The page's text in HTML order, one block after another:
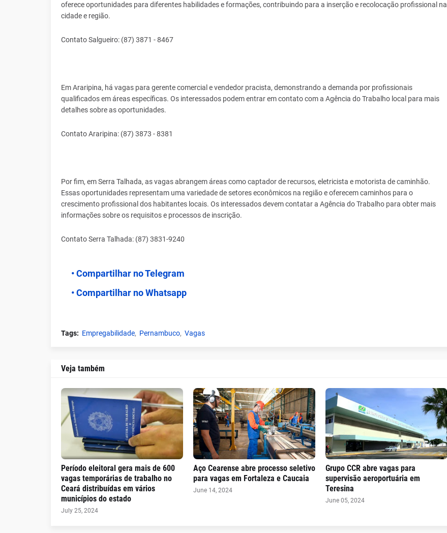
oferece oportunidades para diferentes habilidades e formações, contribuindo para a inserção e recolocação profissional na
cidade e região.
Contato Salgueiro: (87) 3871 - 8467
Em Araripina, há vagas para gerente comercial e vendedor pracista, demonstrando a demanda por profissionais
qualificados em áreas específicas. Os interessados podem entrar em contato com a Agência do Trabalho local para mais
detalhes sobre as oportunidades.
Contato Araripina: (87) 3873 - 8381
Por fim, em Serra Talhada, as vagas abrangem áreas como captador de recursos, eletricista e motorista de caminhão.
Essas oportunidades representam uma variedade de setores econômicos na região e oferecem caminhos para o
crescimento profissional dos habitantes locais. Os interessados devem contatar a Agência do Trabalho para obter mais
informações sobre os requisitos e processos de inscrição.
Contato Serra Talhada: (87) 3831-9240
• Compartilhar no Telegram
• Compartilhar no Whatsapp
Tags: Empregabilidade Pernambuco Vagas
Veja também
Período eleitoral gera mais de 600
vagas temporárias de trabalho no
Ceará distribuídas em vários
municípios do estado
July 25, 2024
Aço Cearense abre processo seletivo
para vagas em Fortaleza e Caucaia
June 14, 2024
Grupo CCR abre vagas para
supervisão aeroportuária em
Teresina
June 05, 2024